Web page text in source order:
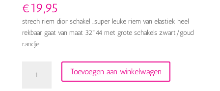
€19,95
strech riem dior schakel …super leuke riem van elastiek heel
rekbaar gaat van maat 32™44 met grote schakels zwart/goud
randje
Toevoegen aan winkelwagen